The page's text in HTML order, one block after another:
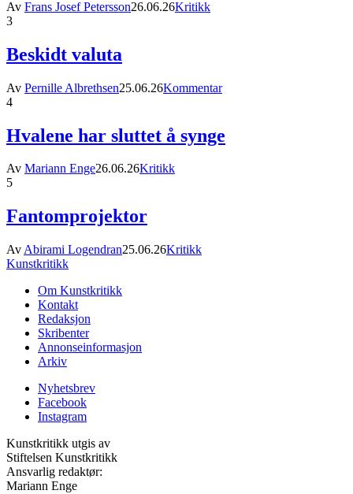
Av Frans Josef Petersson26.06.26Kritikk
3
Beskidt valuta
Av Pernille Albrethsen25.06.26Kommentar
4
Hvalene har sluttet å synge
Av Mariann Enge26.06.26Kritikk
5
Fantomprojektor
Av Abirami Logendran25.06.26Kritikk
Kunstkritikk
Om Kunstkritikk
Kontakt
Redaksjon
Skribenter
Annonseinformasjon
Arkiv
Nyhetsbrev
Facebook
Instagram
Kunstkritikk utgis av
Stiftelsen Kunstkritikk
Ansvarlig redaktør:
Mariann Enge